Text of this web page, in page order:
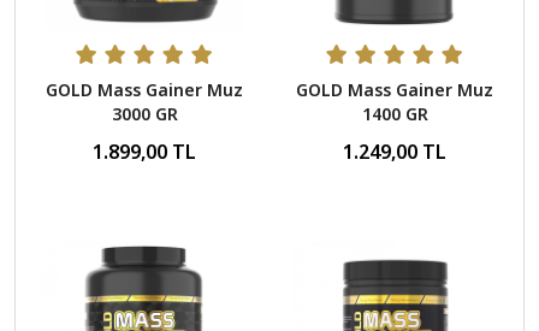
GOLD Mass Gainer Muz
3000 GR
1.899,00 TL
GOLD Mass Gainer Muz
1400 GR
1.249,00 TL